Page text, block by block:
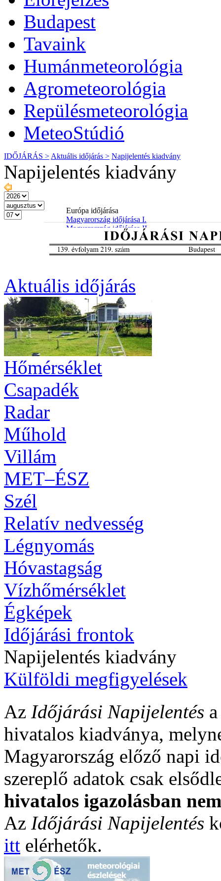
Budapest
Tavaink
Humánmeteorológia
Agrometeorológia
Repülésmeteorológia
MeteoStúdió
IDŐJÁRÁS > Aktuális időjárás > Napijelentés kiadvány
Napijelentés kiadvány
Aktuális időjárás
Hőmérséklet
Csapadék
Radar
Műhold
Villám
MET–ÉSZ
Szél
Relatív nedvesség
Légnyomás
Hóvastagság
Vízhőmérséklet
Égképek
Időjárási frontok
Napijelentés kiadvány
Külföldi megfigyelések
Az Időjárási Napijelentés
hivatalos kiadványa,
Magyarország előző napi
szereplő adatok csak
hivatalos igazolásban
Az Időjárási Napijelentés
itt elérhetők.